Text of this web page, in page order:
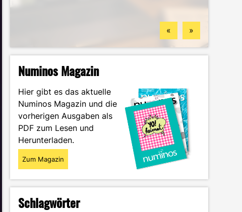
« »
Numinos Magazin
Hier gibt es das aktuelle
Numinos Magazin und die
vorherigen Ausgaben als
PDF zum Lesen und
Herunterladen.
Zum Magazin
Schlagwörter